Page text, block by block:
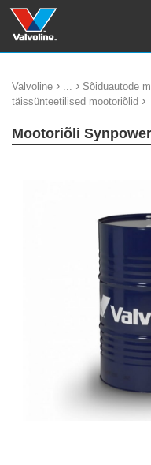
Valvoline › ... › Sõiduautode
täissünteetilised mootoriõlid ›
Mootoriõli